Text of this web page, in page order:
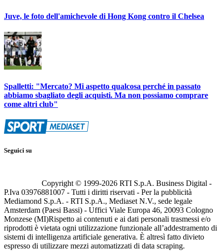
Juve, le foto dell'amichevole di Hong Kong contro il Chelsea
Spalletti: "Mercato? Mi aspetto qualcosa perché in passato
abbiamo sbagliato degli acquisti. Ma non possiamo comprare
come altri club"
Seguici su
Copyright © 1999-2026 RTI S.p.A. Business Digital -
P.Iva 03976881007 - Tutti i diritti riservati - Per la pubblicità
Mediamond S.p.A. - RTI S.p.A., Mediaset N.V., sede legale
Amsterdam (Paesi Bassi) - Uffici Viale Europa 46, 20093 Cologno
Monzese (MI)Rispetto ai contenuti e ai dati personali trasmessi e/o
riprodotti è vietata ogni utilizzazione funzionale all’addestramento di
sistemi di intelligenza artificiale generativa. È altresì fatto divieto
espresso di utilizzare mezzi automatizzati di data scraping.